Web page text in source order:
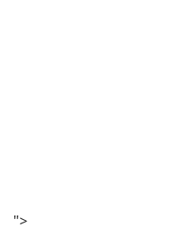
">